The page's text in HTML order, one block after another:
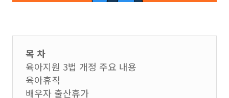
목 차
육아지원 3법 개정 주요 내용
육아휴직
배우자 출산휴가